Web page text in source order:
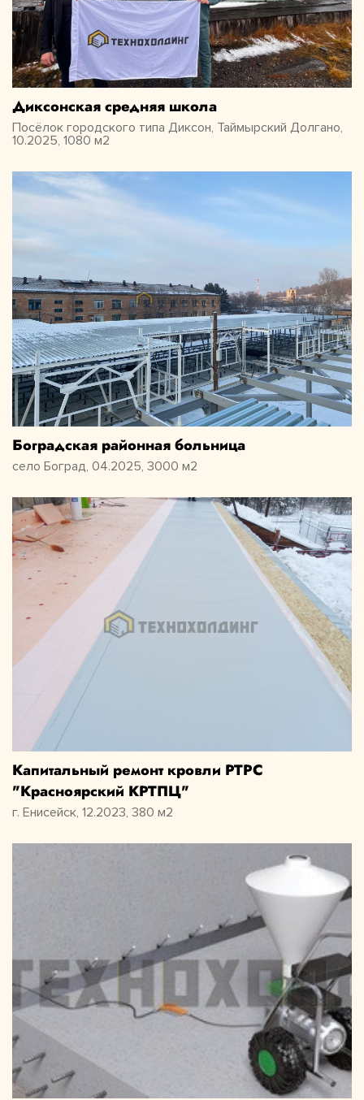
Диксонская средняя школа
Посёлок городского типа Диксон, Таймырский Долгано,
10.2025, 1080 м2
Боградская районная больница
село Боград, 04.2025, 3000 м2
Капитальный ремонт кровли РТРС
"Красноярский КРТПЦ"
г. Енисейск, 12.2023, 380 м2